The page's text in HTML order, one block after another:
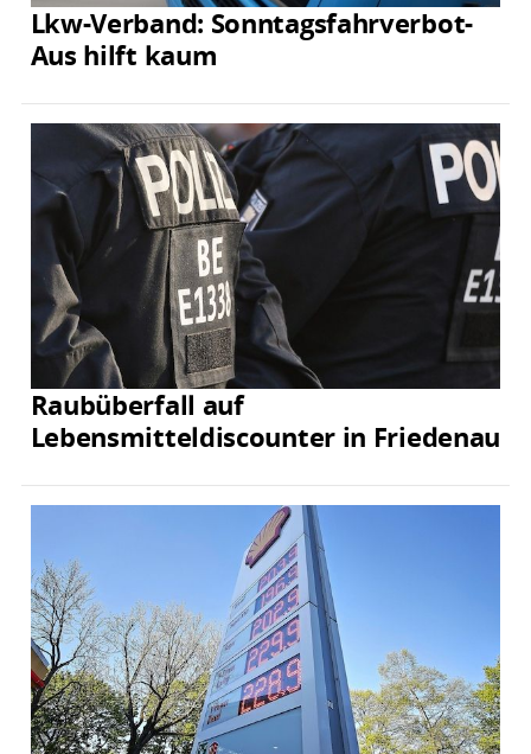
Lkw-Verband: Sonntagsfahrverbot-
Aus hilft kaum
Raubüberfall auf
Lebensmitteldiscounter in Friedenau